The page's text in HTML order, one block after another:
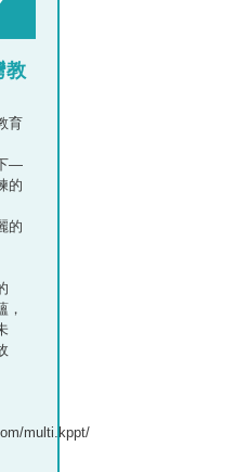
教
育
—
的
的
，
multi.kppt/